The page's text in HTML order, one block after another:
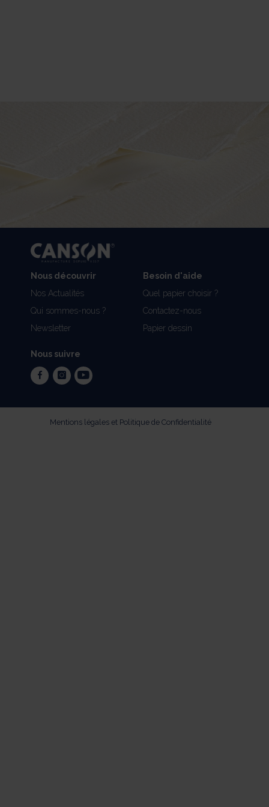
Nous découvrir
Nos Actualités
Qui sommes-nous ?
Newsletter
Besoin d'aide
Quel papier choisir ?
Contactez-nous
Papier dessin
Nous suivre
facebookinstagram
youtube
Mentions légales et Politique de Confidentialité